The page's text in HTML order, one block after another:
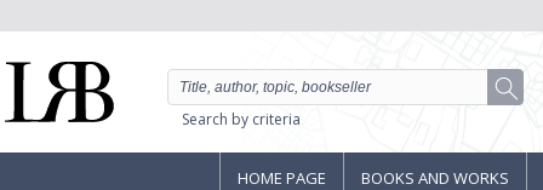
Search by criteria
HOME PAGE BOOKS AND WORKS